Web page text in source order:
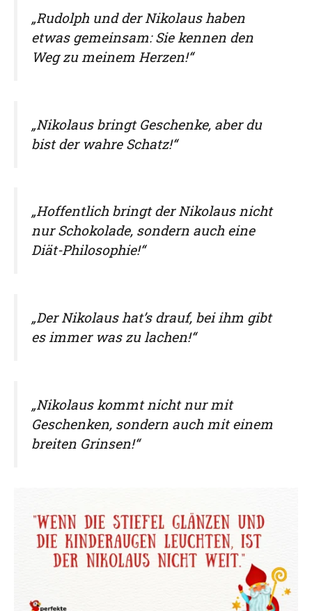
„Rudolph und der Nikolaus haben
etwas gemeinsam: Sie kennen den
Weg zu meinem Herzen!“
„Nikolaus bringt Geschenke, aber du
bist der wahre Schatz!“
„Hoffentlich bringt der Nikolaus nicht
nur Schokolade, sondern auch eine
Diät-Philosophie!“
„Der Nikolaus hat’s drauf, bei ihm gibt
es immer was zu lachen!“
„Nikolaus kommt nicht nur mit
Geschenken, sondern auch mit einem
breiten Grinsen!“